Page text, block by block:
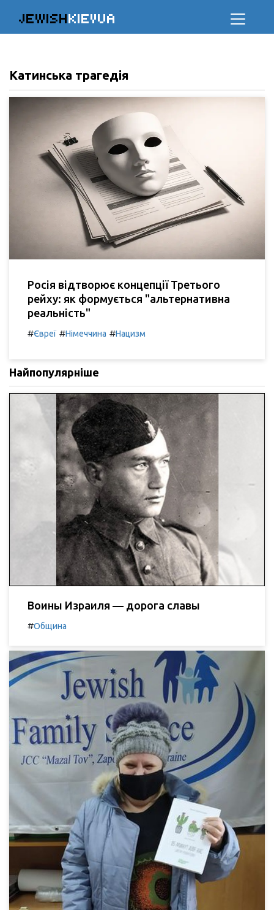
JEWISHKIEVUA
Катинська трагедія
Росія відтворює концепції Третього
рейху: як формується "альтернативна
реальність"
#Євреї #Німеччина #Нацизм
Найпопулярніше
Воины Израиля — дорога славы
#Община